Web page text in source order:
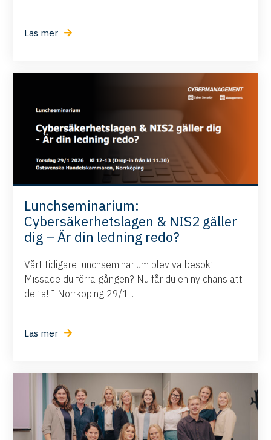
Läs mer
Lunchseminarium:
Cybersäkerhetslagen & NIS2 gäller
dig – Är din ledning redo?
Vårt tidigare lunchseminarium blev välbesökt.
Missade du förra gången? Nu får du en ny chans att
delta! I Norrköping 29/1...
Läs mer